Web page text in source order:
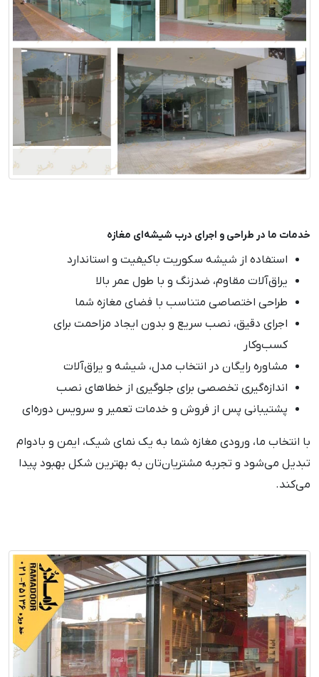
خدمات ما در طراحی و اجرای درب شیشه‌ای مغازه
استفاده از شیشه سکوریت باکیفیت و استاندارد
یراق‌آلات مقاوم، ضدزنگ و با طول عمر بالا
طراحی اختصاصی متناسب با فضای مغازه شما
اجرای دقیق، نصب سریع و بدون ایجاد مزاحمت برای
کسب‌وکار
مشاوره رایگان در انتخاب مدل، شیشه و یراق‌آلات
اندازه‌گیری تخصصی برای جلوگیری از خطاهای نصب
پشتیبانی پس از فروش و خدمات تعمیر و سرویس دوره‌ای
با انتخاب ما، ورودی مغازه شما به یک نمای شیک، ایمن و بادوام
تبدیل می‌شود و تجربه مشتریان‌تان به بهترین شکل بهبود پیدا
می‌کند.